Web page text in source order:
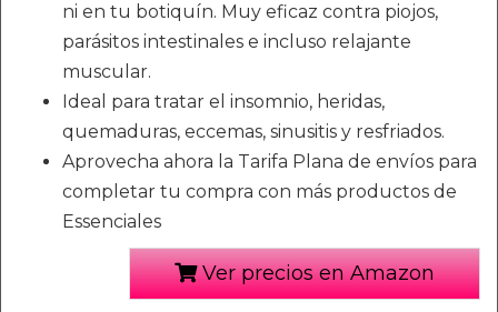
ni en tu botiquín. Muy eficaz contra piojos,
parásitos intestinales e incluso relajante
muscular.
Ideal para tratar el insomnio, heridas,
quemaduras, eccemas, sinusitis y resfriados.
Aprovecha ahora la Tarifa Plana de envíos para
completar tu compra con más productos de
Essenciales
Ver precios en Amazon